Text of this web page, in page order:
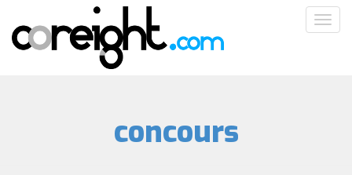
contenu
principal
concours